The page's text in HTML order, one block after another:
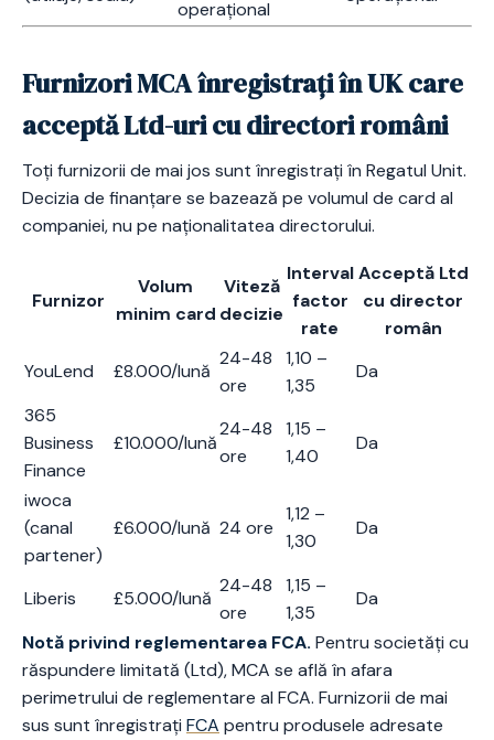
operațional
Furnizori MCA înregistrați în UK care
acceptă Ltd-uri cu directori români
Toți furnizorii de mai jos sunt înregistrați în Regatul Unit.
Decizia de finanțare se bazează pe volumul de card al
companiei, nu pe naționalitatea directorului.
Furnizor
Volum
minim card
Viteză
decizie
Interval
factor
rate
Acceptă Ltd
cu director
român
YouLend
£8.000/lună
24-48
ore
1,10 –
1,35
Da
365
Business
Finance
£10.000/lună
24-48
ore
1,15 –
1,40
Da
iwoca
(canal
partener)
£6.000/lună 24 ore
1,12 –
1,30
Da
Liberis £5.000/lună
24-48
ore
1,15 –
1,35
Da
Notă privind reglementarea FCA. Pentru societăți cu
răspundere limitată (Ltd), MCA se află în afara
perimetrului de reglementare al FCA. Furnizorii de mai
sus sunt înregistrați FCA pentru produsele adresate